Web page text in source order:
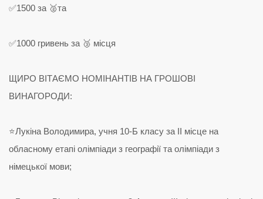
✅1500 за 🥈та
✅1000 гривень за 🥉 місця
ЩИРО ВІТАЄМО НОМІНАНТІВ НА ГРОШОВІ
ВИНАГОРОДИ:
⭐️Лукіна Володимира, учня 10-Б класу за ІІ місце на
обласному етапі олімпіади з географії та олімпіади з
німецької мови;